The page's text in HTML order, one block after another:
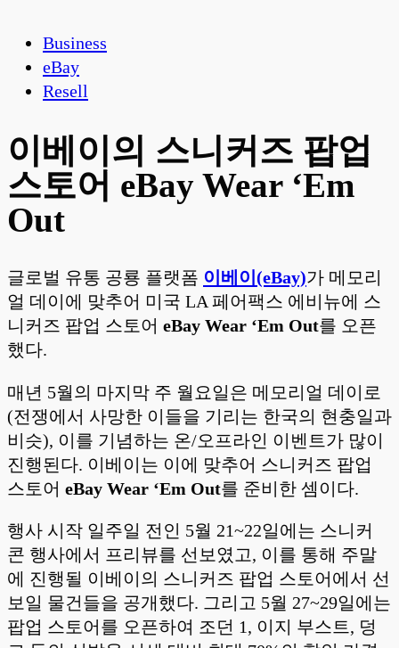
Business
eBay
Resell
이베이의 스니커즈 팝업
스토어 eBay Wear ‘Em
Out
글로벌 유통 공룡 플랫폼 이베이(eBay)가 메모리
얼 데이에 맞추어 미국 LA 페어팩스 에비뉴에 스
니커즈 팝업 스토어 eBay Wear ‘Em Out를 오픈
했다.
매년 5월의 마지막 주 월요일은 메모리얼 데이로
(전쟁에서 사망한 이들을 기리는 한국의 현충일과
비슷), 이를 기념하는 온/오프라인 이벤트가 많이
진행된다. 이베이는 이에 맞추어 스니커즈 팝업
스토어 eBay Wear ‘Em Out를 준비한 셈이다.
행사 시작 일주일 전인 5월 21~22일에는 스니커
콘 행사에서 프리뷰를 선보였고, 이를 통해 주말
에 진행될 이베이의 스니커즈 팝업 스토어에서 선
보일 물건들을 공개했다. 그리고 5월 27~29일에는
팝업 스토어를 오픈하여 조던 1, 이지 부스트, 덩